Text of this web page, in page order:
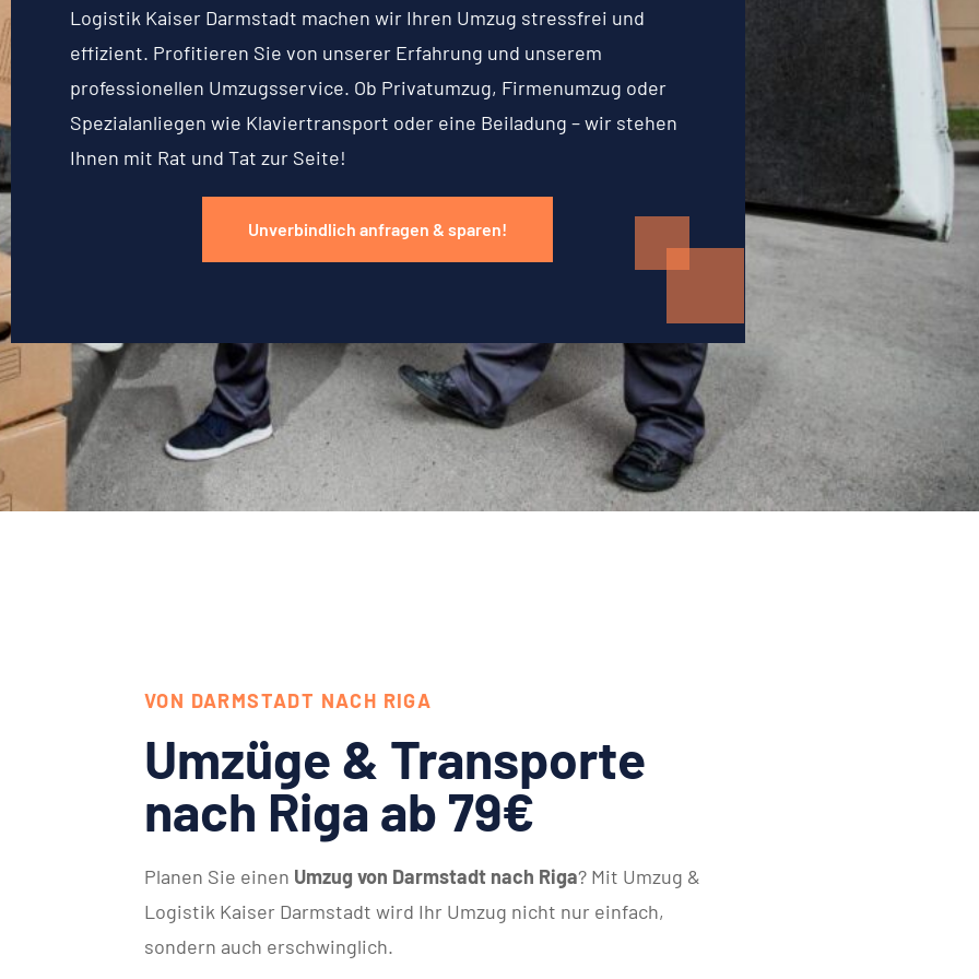
Logistik Kaiser Darmstadt machen wir Ihren Umzug stressfrei und
effizient. Profitieren Sie von unserer Erfahrung und unserem
professionellen Umzugsservice. Ob Privatumzug, Firmenumzug oder
Spezialanliegen wie Klaviertransport oder eine Beiladung – wir stehen
Ihnen mit Rat und Tat zur Seite!
Unverbindlich anfragen & sparen!
VON DARMSTADT NACH RIGA
Umzüge & Transporte
nach Riga ab 79€
Planen Sie einen Umzug von Darmstadt nach Riga? Mit Umzug &
Logistik Kaiser Darmstadt wird Ihr Umzug nicht nur einfach,
sondern auch erschwinglich.